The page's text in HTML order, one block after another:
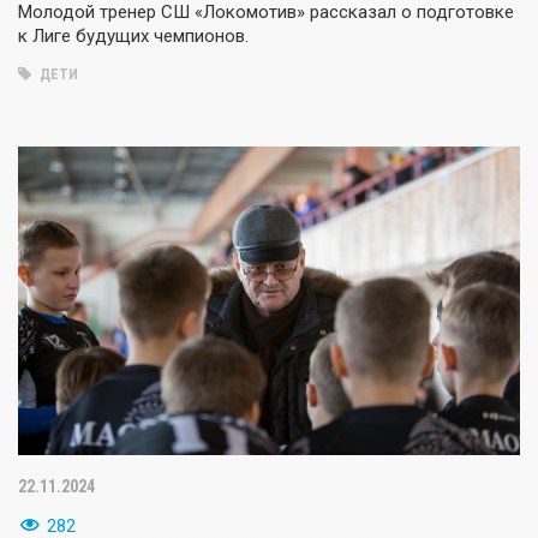
Молодой тренер СШ «Локомотив» рассказал о подготовке
к Лиге будущих чемпионов.
ДЕТИ
22.11.2024
282